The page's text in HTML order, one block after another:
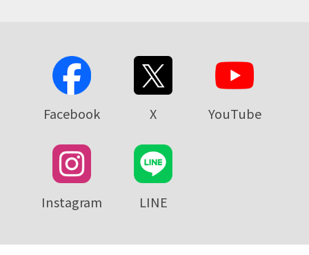
Facebook X YouTube
Instagram LINE